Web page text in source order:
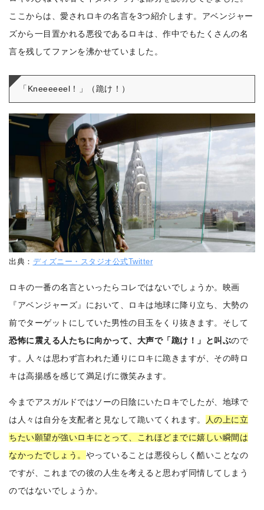
ここからは、愛されロキの名言を3つ紹介します。アベンジャー
ズから一目置かれる悪役であるロキは、作中でもたくさんの名
言を残してファンを沸かせていました。
「Kneeeeeel！」（跪け！）
出典： ディズニー・スタジオ公式Twitter
ロキの一番の名言といったらコレではないでしょうか。映画
『アベンジャーズ』において、ロキは地球に降り立ち、大勢の
前でターゲットにしていた男性の目玉をくり抜きます。そして
恐怖に震える人たちに向かって、大声で「跪け！」と叫ぶので
す。人々は思わず言われた通りにロキに跪きますが、その時ロ
キは高揚感を感じて満足げに微笑みます。
今までアスガルドではソーの日陰にいたロキでしたが、地球で
は人々は自分を支配者と見なして跪いてくれます。
人の上に立
ちたい願望が強いロキにとって、これほどまでに嬉しい瞬間は
なかったでしょう。 やっていることは悪役らしく酷いことなの
ですが、これまでの彼の人生を考えると思わず同情してしまう
のではないでしょうか。